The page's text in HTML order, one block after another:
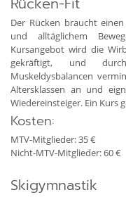
Der Rücken braucht
und alltäglichem
Kursangebot wird die
gekräftigt, und
Muskeldysbalancen
Altersklassen an und
Wiedereinsteiger. Ein Kurs
Kosten:
MTV-Mitglieder: 35 €
Nicht-MTV-Mitglieder: 60 €
Skigymnastik